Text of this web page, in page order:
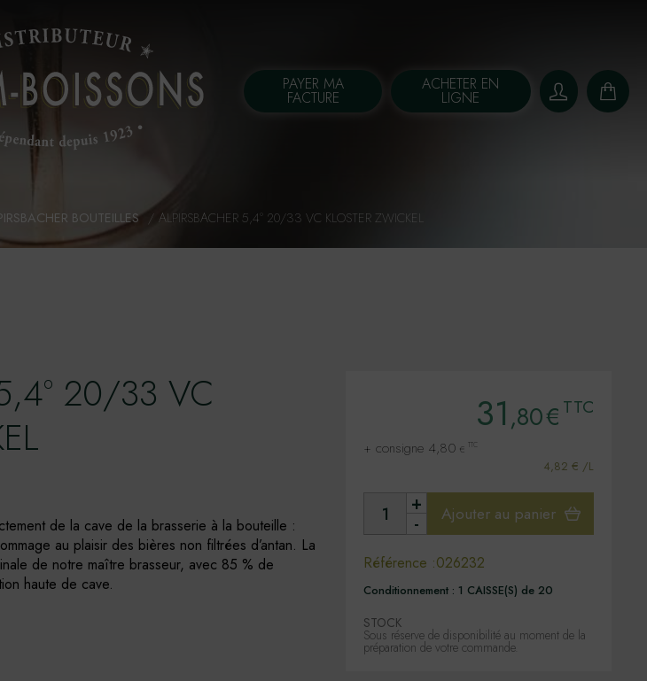
PAYER MA
FACTURE
ACHETER EN
LIGNE
BOUTEILLES / ALPIRSBACHER 5,4° 20/33 VC KLOSTER ZWICKEL
20/33 VC
de la cave de la brasserie à la bouteille :
au plaisir des bières non filtrées d’antan. La
de notre maître brasseur, avec 85 % de
haute de cave.
31,80€ TTC
+ consigne 4,80 € TTC
4,82 € /L
-
+ Ajouter au panier
Référence :026232
Conditionnement : 1 CAISSE(S) de 20
STOCK
Sous réserve de disponibilité au moment de la
préparation de votre commande.